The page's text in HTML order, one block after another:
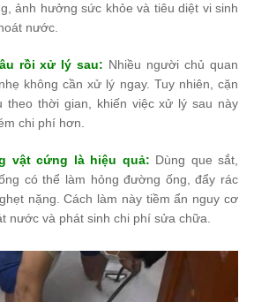
ảnh hưởng sức khỏe và tiêu diệt vi sinh
nước.
rồi xử lý sau: Nhiều người chủ quan
không cần xử lý ngay. Tuy nhiên, cặn
theo thời gian, khiến việc xử lý sau này
chi phí hơn.
vật cứng là hiệu quả: Dùng que sắt,
có thể làm hỏng đường ống, đẩy rác
nặng. Cách làm này tiềm ẩn nguy cơ
nước và phát sinh chi phí sửa chữa.